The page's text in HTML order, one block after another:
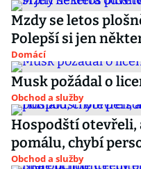
Mzdy se letos
Polepší si jen
Domácí
Musk požádal o
Obchod a služby
Hospodští otevřeli,
pomálu, chybí
Obchod a služby